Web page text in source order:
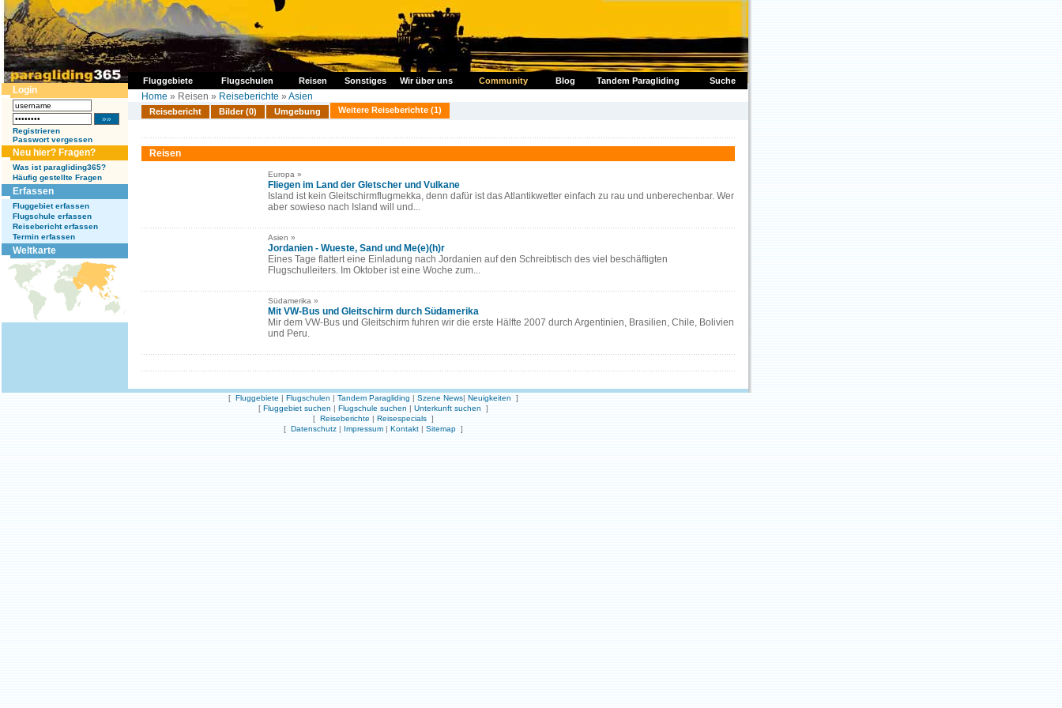
Fluggebiete Flugschulen Reisen Sonstiges Wir über uns Suche
Community Blog Tandem Paragliding
Login
Registrieren
Passwort vergessen
Neu hier? Fragen?
Was ist paragliding365?
Häufig gestellte Fragen
Erfassen
Fluggebiet erfassen
Flugschule erfassen
Reisebericht erfassen
Termin erfassen
Weltkarte
Home » Reisen » Reiseberichte » Asien
Reisebericht Bilder (0) Umgebung Weitere Reiseberichte (1)
Reisen
Europa »
Fliegen im Land der Gletscher und Vulkane
Island ist kein Gleitschirmflugmekka, denn dafür ist das Atlantikwetter einfach zu rau und unberechenbar. Wer
aber sowieso nach Island will und...
Asien »
Jordanien - Wueste, Sand und Me(e)(h)r
Eines Tage flattert eine Einladung nach Jordanien auf den Schreibtisch des viel beschäftigten
Flugschulleiters. Im Oktober ist eine Woche zum...
Südamerika »
Mit VW-Bus und Gleitschirm durch Südamerika
Mir dem VW-Bus und Gleitschirm fuhren wir die erste Hälfte 2007 durch Argentinien, Brasilien, Chile, Bolivien
und Peru.
[ Fluggebiete | Flugschulen | Tandem Paragliding | Szene News| Neuigkeiten ]
[ Fluggebiet suchen | Flugschule suchen | Unterkunft suchen ]
[ Reiseberichte | Reisespecials ]
[ Datenschutz | Impressum | Kontakt | Sitemap ]